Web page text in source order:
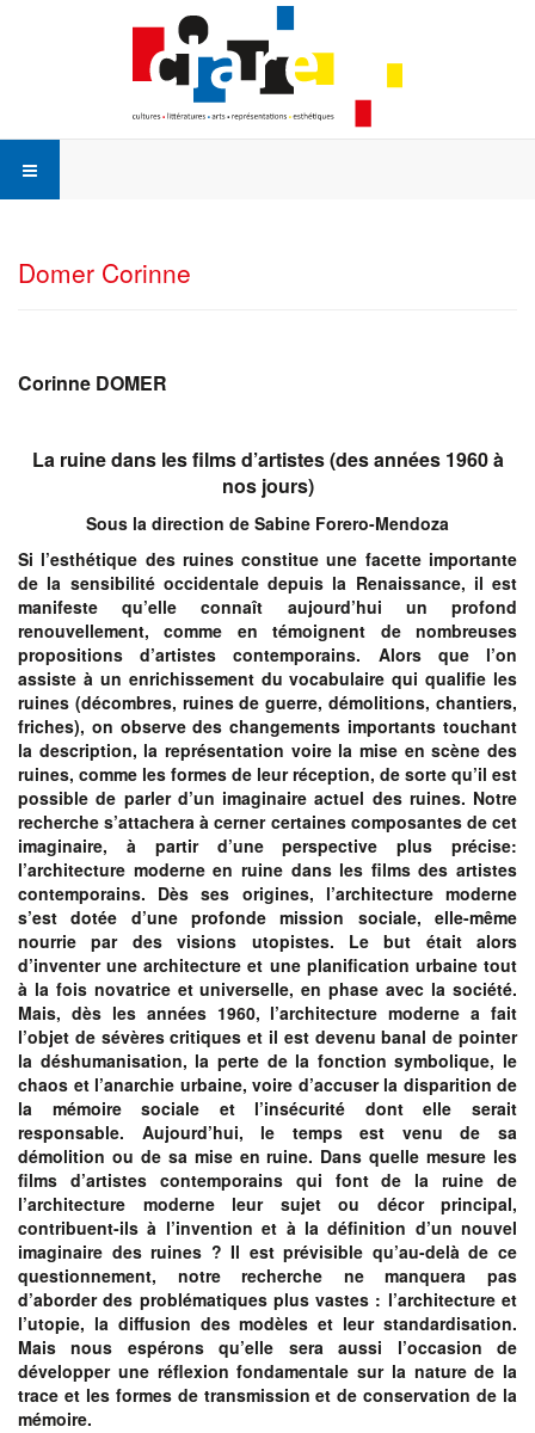
Domer Corinne
Corinne DOMER
La ruine dans les films d’artistes (des années 1960 à
nos jours)
Sous la direction de Sabine Forero-Mendoza
Si l’esthétique des ruines constitue une facette importante
de la sensibilité occidentale depuis la Renaissance, il est
manifeste qu’elle connaît aujourd’hui un profond
renouvellement, comme en témoignent de nombreuses
propositions d’artistes contemporains. Alors que l’on
assiste à un enrichissement du vocabulaire qui qualifie les
ruines (décombres, ruines de guerre, démolitions, chantiers,
friches), on observe des changements importants touchant
la description, la représentation voire la mise en scène des
ruines, comme les formes de leur réception, de sorte qu’il est
possible de parler d’un imaginaire actuel des ruines. Notre
recherche s’attachera à cerner certaines composantes de cet
imaginaire, à partir d’une perspective plus précise:
l’architecture moderne en ruine dans les films des artistes
contemporains. Dès ses origines, l’architecture moderne
s’est dotée d’une profonde mission sociale, elle-même
nourrie par des visions utopistes. Le but était alors
d’inventer une architecture et une planification urbaine tout
à la fois novatrice et universelle, en phase avec la société.
Mais, dès les années 1960, l’architecture moderne a fait
l’objet de sévères critiques et il est devenu banal de pointer
la déshumanisation, la perte de la fonction symbolique, le
chaos et l’anarchie urbaine, voire d’accuser la disparition de
la mémoire sociale et l’insécurité dont elle serait
responsable. Aujourd’hui, le temps est venu de sa
démolition ou de sa mise en ruine. Dans quelle mesure les
films d’artistes contemporains qui font de la ruine de
l’architecture moderne leur sujet ou décor principal,
contribuent-ils à l’invention et à la définition d’un nouvel
imaginaire des ruines ? Il est prévisible qu’au-delà de ce
questionnement, notre recherche ne manquera pas
d’aborder des problématiques plus vastes : l’architecture et
l’utopie, la diffusion des modèles et leur standardisation.
Mais nous espérons qu’elle sera aussi l’occasion de
développer une réflexion fondamentale sur la nature de la
trace et les formes de transmission et de conservation de la
mémoire.